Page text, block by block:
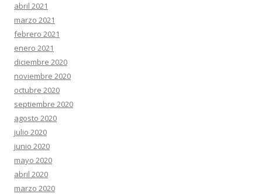
abril 2021
marzo 2021
febrero 2021
enero 2021
diciembre 2020
noviembre 2020
octubre 2020
septiembre 2020
agosto 2020
julio 2020
junio 2020
mayo 2020
abril 2020
marzo 2020